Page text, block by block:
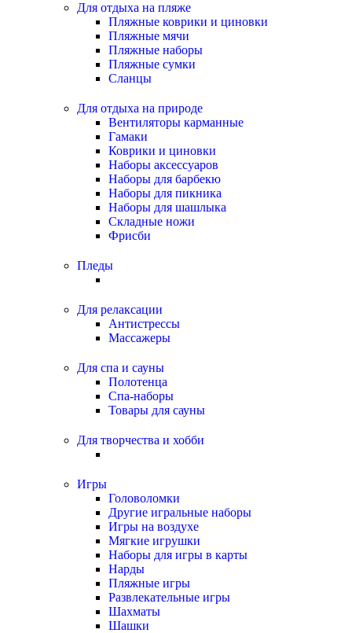
Для отдыха на пляже
Пляжные коврики и циновки
Пляжные мячи
Пляжные наборы
Пляжные сумки
Сланцы
Для отдыха на природе
Вентиляторы карманные
Гамаки
Коврики и циновки
Наборы аксессуаров
Наборы для барбекю
Наборы для пикника
Наборы для шашлыка
Складные ножи
Фрисби
Пледы
Для релаксации
Антистрессы
Массажеры
Для спа и сауны
Полотенца
Спа-наборы
Товары для сауны
Для творчества и хобби
Игры
Головоломки
Другие игральные наборы
Игры на воздухе
Мягкие игрушки
Наборы для игры в карты
Нарды
Пляжные игры
Развлекательные игры
Шахматы
Шашки